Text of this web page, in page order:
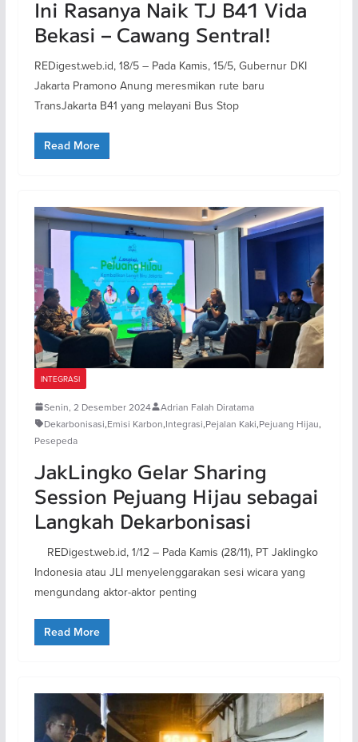
Ini Rasanya Naik TJ B41 Vida
Bekasi – Cawang Sentral!
REDigest.web.id, 18/5 – Pada Kamis, 15/5, Gubernur DKI
Jakarta Pramono Anung meresmikan rute baru
TransJakarta B41 yang melayani Bus Stop
Read More
INTEGRASI
Senin, 2 Desember 2024
Adrian Falah Diratama
Dekarbonisasi,Emisi Karbon,Integrasi,Pejalan Kaki,Pejuang Hijau,
Pesepeda
JakLingko Gelar Sharing
Session Pejuang Hijau sebagai
Langkah Dekarbonisasi
REDigest.web.id, 1/12 – Pada Kamis (28/11), PT Jaklingko
Indonesia atau JLI menyelenggarakan sesi wicara yang
mengundang aktor-aktor penting
Read More